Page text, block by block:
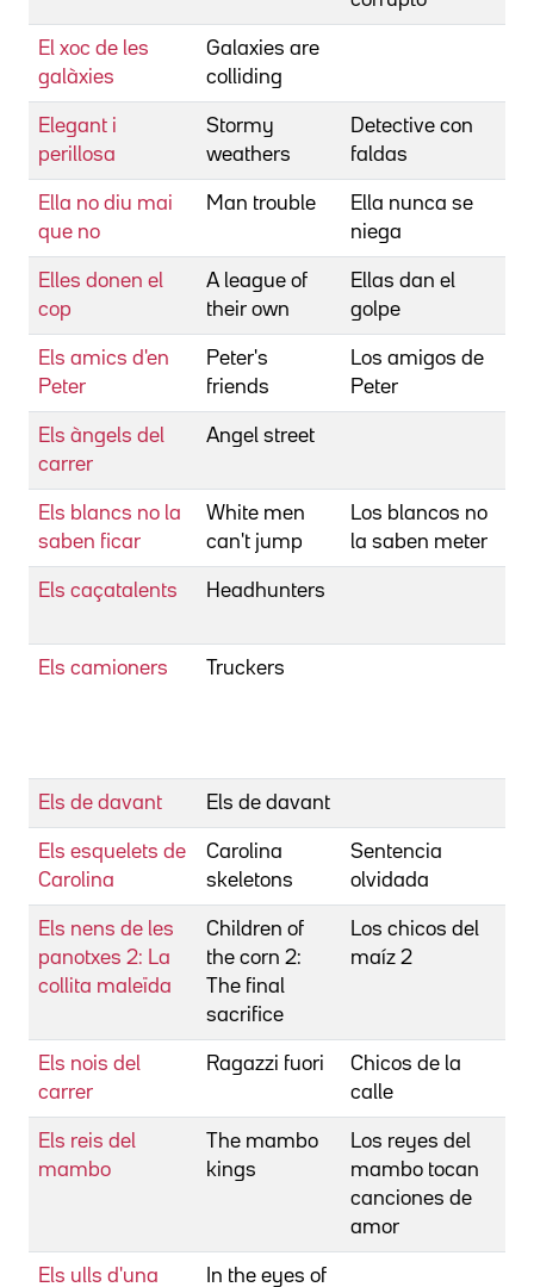
El xoc de les
galàxies
Galaxies are
colliding
Elegant i
perillosa
Stormy
weathers
Detective con
faldas
Ella no diu mai
que no
Man trouble
Ella nunca se
niega
Elles donen el
cop
A league of
their own
Ellas dan el
golpe
Els amics d'en
Peter
Peter's
friends
Los amigos de
Peter
Els àngels del
carrer
Angel street
Els blancs no la
saben ficar
White men
can't jump
Los blancos no
la saben meter
Els caçatalents Headhunters
Els camioners Truckers
Els de davant Els de davant
Els esquelets de
Carolina
Carolina
skeletons
Sentencia
olvidada
Els nens de les
panotxes 2: La
collita maleïda
Children of
the corn 2:
The final
sacrifice
Los chicos del
maíz 2
Els nois del
carrer
Ragazzi fuori
Chicos de la
calle
Els reis del
mambo
The mambo
kings
Los reyes del
mambo tocan
canciones de
amor
Els ulls d'una
In the eyes of